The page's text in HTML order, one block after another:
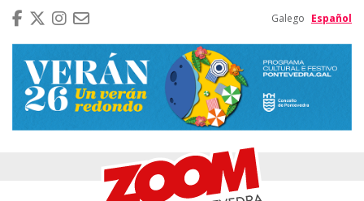
Galego Español